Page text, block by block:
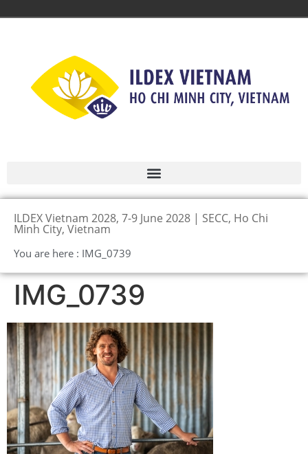
ILDEX Vietnam 2028, 7-9 June 2028 | SECC, Ho Chi
Minh City, Vietnam
You are here : IMG_0739
IMG_0739